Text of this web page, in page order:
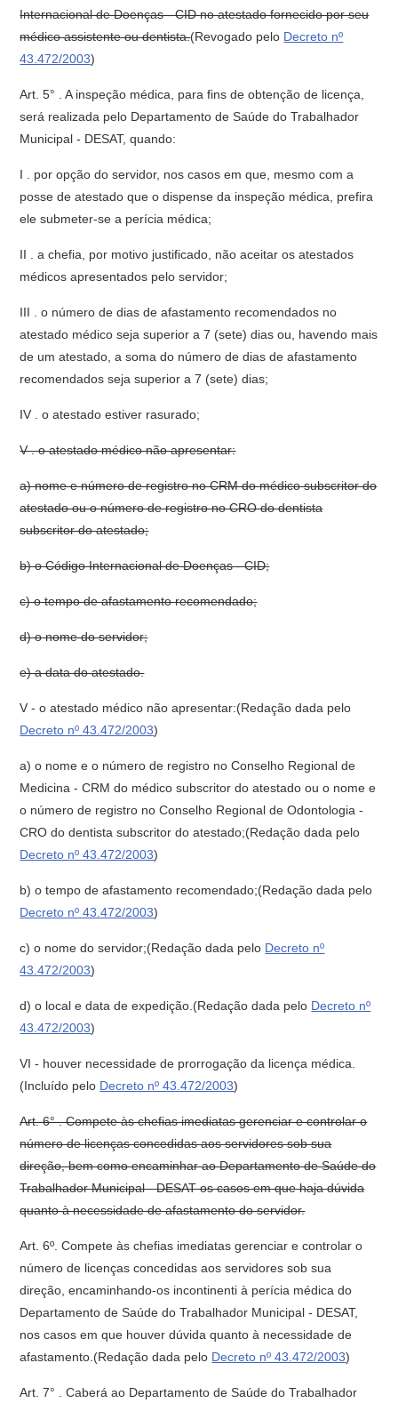
Internacional de Doenças - CID no atestado fornecido por seu
médico assistente ou dentista.(Revogado pelo Decreto nº
43.472/2003)
Art. 5° . A inspeção médica, para fins de obtenção de licença,
será realizada pelo Departamento de Saúde do Trabalhador
Municipal - DESAT, quando:
I . por opção do servidor, nos casos em que, mesmo com a
posse de atestado que o dispense da inspeção médica, prefira
ele submeter-se a perícia médica;
II . a chefia, por motivo justificado, não aceitar os atestados
médicos apresentados pelo servidor;
III . o número de dias de afastamento recomendados no
atestado médico seja superior a 7 (sete) dias ou, havendo mais
de um atestado, a soma do número de dias de afastamento
recomendados seja superior a 7 (sete) dias;
IV . o atestado estiver rasurado;
V . o atestado médico não apresentar:
a) nome e número de registro no CRM do médico subscritor do
atestado ou o número de registro no CRO do dentista
subscritor do atestado;
b) o Código Internacional de Doenças - CID;
c) o tempo de afastamento recomendado;
d) o nome do servidor;
e) a data do atestado.
V - o atestado médico não apresentar:(Redação dada pelo
Decreto nº 43.472/2003)
a) o nome e o número de registro no Conselho Regional de
Medicina - CRM do médico subscritor do atestado ou o nome e
o número de registro no Conselho Regional de Odontologia -
CRO do dentista subscritor do atestado;(Redação dada pelo
Decreto nº 43.472/2003)
b) o tempo de afastamento recomendado;(Redação dada pelo
Decreto nº 43.472/2003)
c) o nome do servidor;(Redação dada pelo Decreto nº
43.472/2003)
d) o local e data de expedição.(Redação dada pelo Decreto nº
43.472/2003)
VI - houver necessidade de prorrogação da licença médica.
(Incluído pelo Decreto nº 43.472/2003)
Art. 6° . Compete às chefias imediatas gerenciar e controlar o
número de licenças concedidas aos servidores sob sua
direção, bem como encaminhar ao Departamento de Saúde do
Trabalhador Municipal - DESAT os casos em que haja dúvida
quanto à necessidade de afastamento do servidor.
Art. 6º. Compete às chefias imediatas gerenciar e controlar o
número de licenças concedidas aos servidores sob sua
direção, encaminhando-os incontinenti à perícia médica do
Departamento de Saúde do Trabalhador Municipal - DESAT,
nos casos em que houver dúvida quanto à necessidade de
afastamento.(Redação dada pelo Decreto nº 43.472/2003)
Art. 7° . Caberá ao Departamento de Saúde do Trabalhador